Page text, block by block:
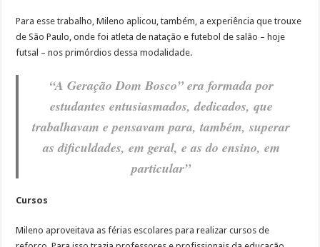
Para esse trabalho, Mileno aplicou, também, a experiência que trouxe
de São Paulo, onde foi atleta de natação e futebol de salão – hoje
futsal – nos primórdios dessa modalidade.
“A Geração Dom Bosco” era formada por
estudantes entusiasmados, dedicados, que
trabalhavam e pensavam para, também, superar
as dificuldades, em geral, e as do ensino, em
particular”
Cursos
Mileno aproveitava as férias escolares para realizar cursos de